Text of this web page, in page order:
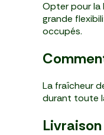
Opter pour la
grande
occupés.
La fraîcheur
durant toute